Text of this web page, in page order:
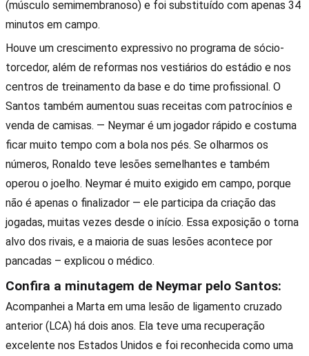
(músculo semimembranoso) e foi substituído com apenas 34
minutos em campo.
Houve um crescimento expressivo no programa de sócio-
torcedor, além de reformas nos vestiários do estádio e nos
centros de treinamento da base e do time profissional. O
Santos também aumentou suas receitas com patrocínios e
venda de camisas. — Neymar é um jogador rápido e costuma
ficar muito tempo com a bola nos pés. Se olharmos os
números, Ronaldo teve lesões semelhantes e também
operou o joelho. Neymar é muito exigido em campo, porque
não é apenas o finalizador — ele participa da criação das
jogadas, muitas vezes desde o início. Essa exposição o torna
alvo dos rivais, e a maioria de suas lesões acontece por
pancadas – explicou o médico.
Confira a minutagem de Neymar pelo Santos:
Acompanhei a Marta em uma lesão de ligamento cruzado
anterior (LCA) há dois anos. Ela teve uma recuperação
excelente nos Estados Unidos e foi reconhecida como uma